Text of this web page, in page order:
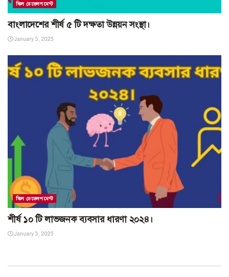
স্কিল ডেভেলপমেন্ট
বাংলাদেশের শীর্ষ ৫ টি দক্ষতা উন্নয়ন সংস্থা।
January 3, 2025
স্কিল ডেভেলপমেন্ট
শীর্ষ ১০ টি লাভজনক ব্যবসার ধারণা ২০২৪।
January 3, 2025